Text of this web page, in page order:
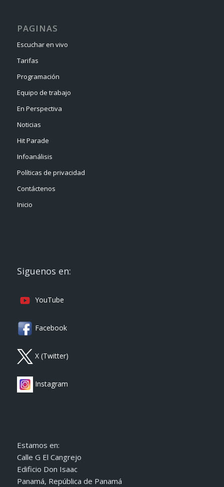
PAGINAS
Escuchar en vivo
Tarifas
Programación
Equipo de trabajo
En Perspectiva
Noticias
Hit Parade
Infoanálisis
Políticas de privacidad
Contáctenos
Inicio
Siguenos en:
YouTube
Facebook
X (Twitter)
Instagram
Estamos en:
Calle G El Cangrejo
Edificio Don Isaac
Panamá, República de Panamá